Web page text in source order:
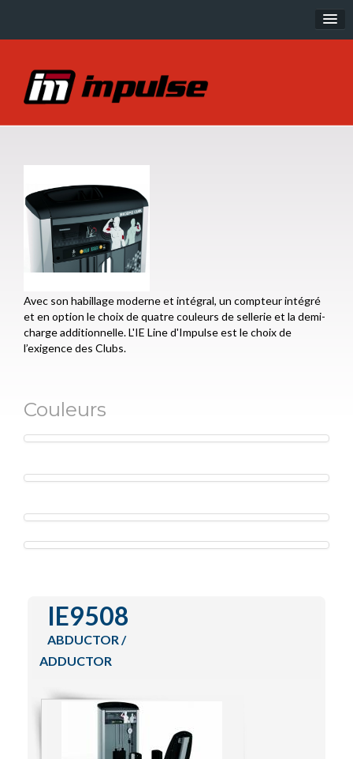
Musculation
IT Line
IE Line
SL Line
PL Line
EXOFORM
P Series
Contact
Avec son habillage moderne et intégral, un compteur intégré
et en option le choix de quatre couleurs de sellerie et la demi-
charge additionnelle. L'IE Line d'Impulse est le choix de
l’exigence des Clubs.
Couleurs
IE9508
ABDUCTOR /
ADDUCTOR